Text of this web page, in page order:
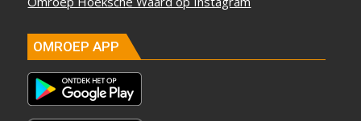
OMROEP APP